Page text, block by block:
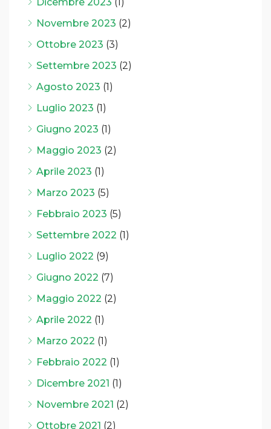
Novembre 2023 (2)
Ottobre 2023 (3)
Settembre 2023 (2)
Agosto 2023 (1)
Luglio 2023 (1)
Giugno 2023 (1)
Maggio 2023 (2)
Aprile 2023 (1)
Marzo 2023 (5)
Febbraio 2023 (5)
Settembre 2022 (1)
Luglio 2022 (9)
Giugno 2022 (7)
Maggio 2022 (2)
Aprile 2022 (1)
Marzo 2022 (1)
Febbraio 2022 (1)
Dicembre 2021 (1)
Novembre 2021 (2)
Ottobre 2021 (2)